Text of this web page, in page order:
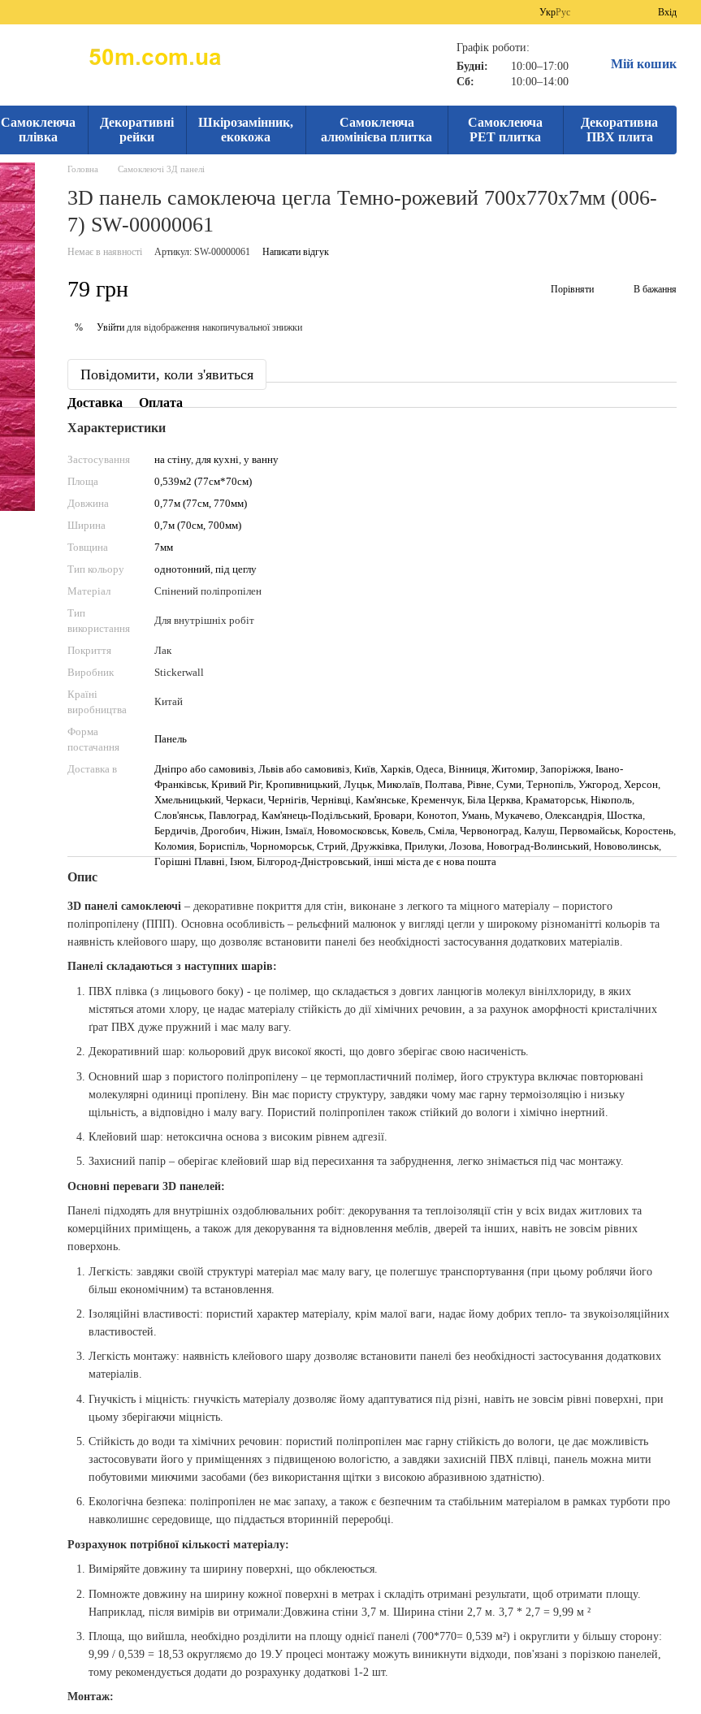
УкрРус Вхід
Графік роботи:
Будні:
10:00–17:00
Сб:
10:00–14:00
Мій кошик
Самоклеюча
плівка
Декоративні
рейки
Шкірозамінник,
екокожа
Самоклеюча
алюмінієва плитка
Самоклеюча
PET плитка
Декоративна
ПВХ плита
Головна Самоклеючі 3Д панелі
3D панель самоклеюча цегла Темно-рожевий 700х770х7мм (006-
7) SW-00000061
Немає в наявності Артикул: SW-00000061 Написати відгук
79 грн Порівняти В бажання
% Увійтидля відображення накопичувальної знижки
Повідомити, коли з'явиться
Доставка
Оплата
Характеристики
Застосування на стіну, для кухні, у ванну
Площа
0,539м2 (77см*70см)
Довжина
0,77м (77см, 770мм)
Ширина
0,7м (70см, 700мм)
Товщина
7мм
Тип кольору
однотонний, під цеглу
Матеріал
Спінений поліпропілен
Тип
використання
Для внутрішніх робіт
Покриття
Лак
Виробник
Stickerwall
Країні
виробництва
Китай
Форма
постачання
Панель
Доставка в Дніпро або самовивіз, Львів або самовивіз, Київ, Харків, Одеса, Вінниця, Житомир, Запоріжжя, Івано-
Франківськ, Кривий Ріг, Кропивницький, Луцьк, Миколаїв, Полтава, Рівне, Суми, Тернопіль, Ужгород, Херсон,
Хмельницький, Черкаси, Чернігів, Чернівці, Кам'янське, Кременчук, Біла Церква, Краматорськ, Нікополь,
Слов'янськ, Павлоград, Кам'янець-Подільський, Бровари, Конотоп, Умань, Мукачево, Олександрія, Шостка,
Бердичів, Дрогобич, Ніжин, Ізмаїл, Новомосковськ, Ковель, Сміла, Червоноград, Калуш, Первомайськ, Коростень,
Коломия, Бориспіль, Чорноморськ, Стрий, Дружківка, Прилуки, Лозова, Новоград-Волинський, Нововолинськ,
Горішні Плавні, Ізюм, Білгород-Дністровський, інші міста де є нова пошта
Опис
3D панелі самоклеючі – декоративне покриття для стін, виконане з легкого та міцного матеріалу – пористого
поліпропілену (ППП). Основна особливість – рельєфний малюнок у вигляді цегли у широкому різноманітті кольорів та
наявність клейового шару, що дозволяє встановити панелі без необхідності застосування додаткових матеріалів.
Панелі складаються з наступних шарів:
ПВХ плівка (з лицьового боку) - це полімер, що складається з довгих ланцюгів молекул вінілхлориду, в яких
містяться атоми хлору, це надає матеріалу стійкість до дії хімічних речовин, а за рахунок аморфності кристалічних
ґрат ПВХ дуже пружний і має малу вагу.
Декоративний шар: кольоровий друк високої якості, що довго зберігає свою насиченість.
Основний шар з пористого поліпропілену – це термопластичний полімер, його структура включає повторювані
молекулярні одиниці пропілену. Він має пористу структуру, завдяки чому має гарну термоізоляцію і низьку
щільність, а відповідно і малу вагу. Пористий поліпропілен також стійкий до вологи і хімічно інертний.
Клейовий шар: нетоксична основа з високим рівнем адгезії.
Захисний папір – оберігає клейовий шар від пересихання та забруднення, легко знімається під час монтажу.
Основні переваги 3D панелей:
Панелі підходять для внутрішніх оздоблювальних робіт: декорування та теплоізоляції стін у всіх видах житлових та
комерційних приміщень, а також для декорування та відновлення меблів, дверей та інших, навіть не зовсім рівних
поверхонь.
Легкість: завдяки своїй структурі матеріал має малу вагу, це полегшує транспортування (при цьому роблячи його
більш економічним) та встановлення.
Ізоляційні властивості: пористий характер матеріалу, крім малої ваги, надає йому добрих тепло- та звукоізоляційних
властивостей.
Легкість монтажу: наявність клейового шару дозволяє встановити панелі без необхідності застосування додаткових
матеріалів.
Гнучкість і міцність: гнучкість матеріалу дозволяє йому адаптуватися під різні, навіть не зовсім рівні поверхні, при
цьому зберігаючи міцність.
Стійкість до води та хімічних речовин: пористий поліпропілен має гарну стійкість до вологи, це дає можливість
застосовувати його у приміщеннях з підвищеною вологістю, а завдяки захисній ПВХ плівці, панель можна мити
побутовими миючими засобами (без використання щітки з високою абразивною здатністю).
Екологічна безпека: поліпропілен не має запаху, а також є безпечним та стабільним матеріалом в рамках турботи про
навколишнє середовище, що піддається вторинній переробці.
Розрахунок потрібної кількості матеріалу:
Виміряйте довжину та ширину поверхні, що обклеюється.
Помножте довжину на ширину кожної поверхні в метрах і складіть отримані результати, щоб отримати площу.
Наприклад, після вимірів ви отримали:Довжина стіни 3,7 м. Ширина стіни 2,7 м. 3,7 * 2,7 = 9,99 м ²
Площа, що вийшла, необхідно розділити на площу однієї панелі (700*770= 0,539 м²) і округлити у більшу сторону:
9,99 / 0,539 = 18,53 округляємо до 19.У процесі монтажу можуть виникнути відходи, пов'язані з порізкою панелей,
тому рекомендується додати до розрахунку додаткові 1-2 шт.
Монтаж: